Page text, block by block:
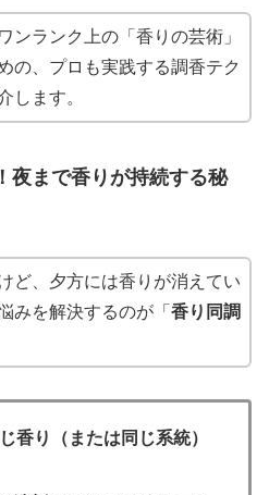
ンランク上の「香りの芸術」
の、プロも実践する調香テク
します。
夜まで香りが持続する秘
ど、夕方には香りが消えてい
みを解決するのが「 香り同調
香り（または同じ系統）